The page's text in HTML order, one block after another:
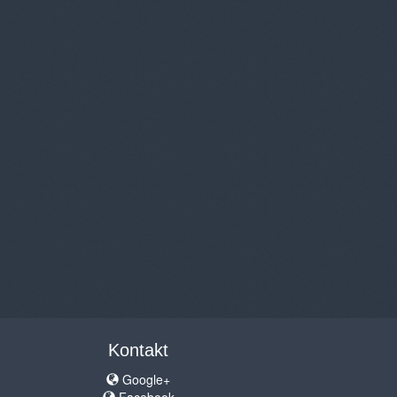
Kontakt
Google+